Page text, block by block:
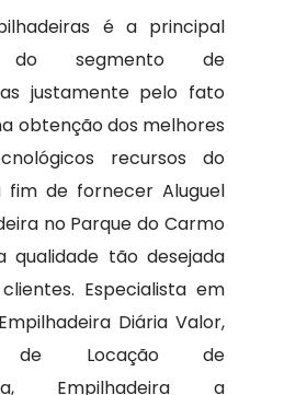
é a principal
do segmento de
justamente pelo fato
obtenção dos melhores
recursos do
fim de fornecer Aluguel
no Parque do Carmo
qualidade tão desejada
Especialista em
Diária Valor,
de Locação de
Empilhadeira a